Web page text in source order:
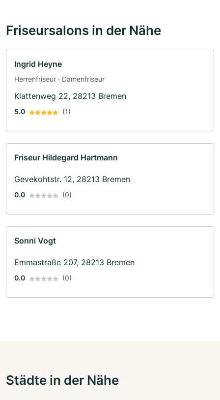
Friseursalons in der Nähe
Ingrid Heyne
Herrenfriseur · Damenfriseur
Klattenweg 22, 28213 Bremen
5.0 (1)
Friseur Hildegard Hartmann
Gevekohtstr. 12, 28213 Bremen
0.0 (0)
Sonni Vogt
Emmastraße 207, 28213 Bremen
0.0 (0)
Städte in der Nähe